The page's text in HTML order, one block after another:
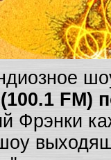
FM)
Фрэнки